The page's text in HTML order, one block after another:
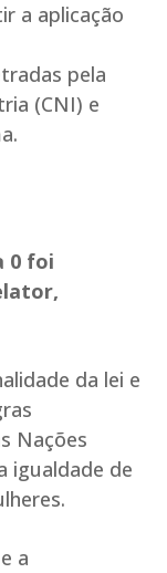
a aplicação
pela
(CNI) e
0 foi
da lei e
Nações
igualdade de
a